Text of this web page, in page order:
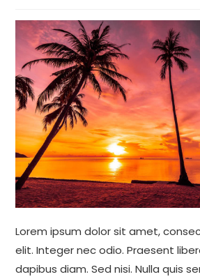
Lorem ipsum dolor sit amet,
elit. Integer nec odio. Praesent
dapibus diam. Sed nisi. Nulla quis